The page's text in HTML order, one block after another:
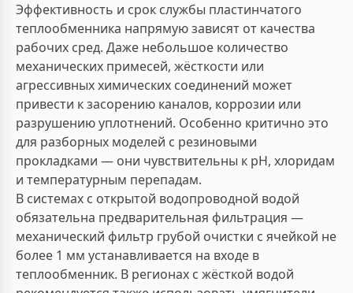
Эффективность и срок службы пластинчатого
теплообменника напрямую зависят от качества
рабочих сред. Даже небольшое количество
механических примесей, жёсткости или
агрессивных химических соединений может
привести к засорению каналов, коррозии или
разрушению уплотнений. Особенно критично это
для разборных моделей с резиновыми
прокладками — они чувствительны к pH, хлоридам
и температурным перепадам.
В системах с открытой водопроводной водой
обязательна предварительная фильтрация —
механический фильтр грубой очистки с ячейкой не
более 1 мм устанавливается на входе в
теплообменник. В регионах с жёсткой водой